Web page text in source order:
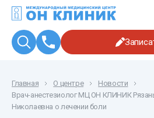
Главная О центре
Новости
Врач-анестезиолог МЦ ОН КЛИНИК
Николаевна о лечении боли